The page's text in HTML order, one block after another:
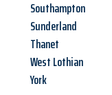
Southampton
Sunderland
Thanet
West Lothian
York